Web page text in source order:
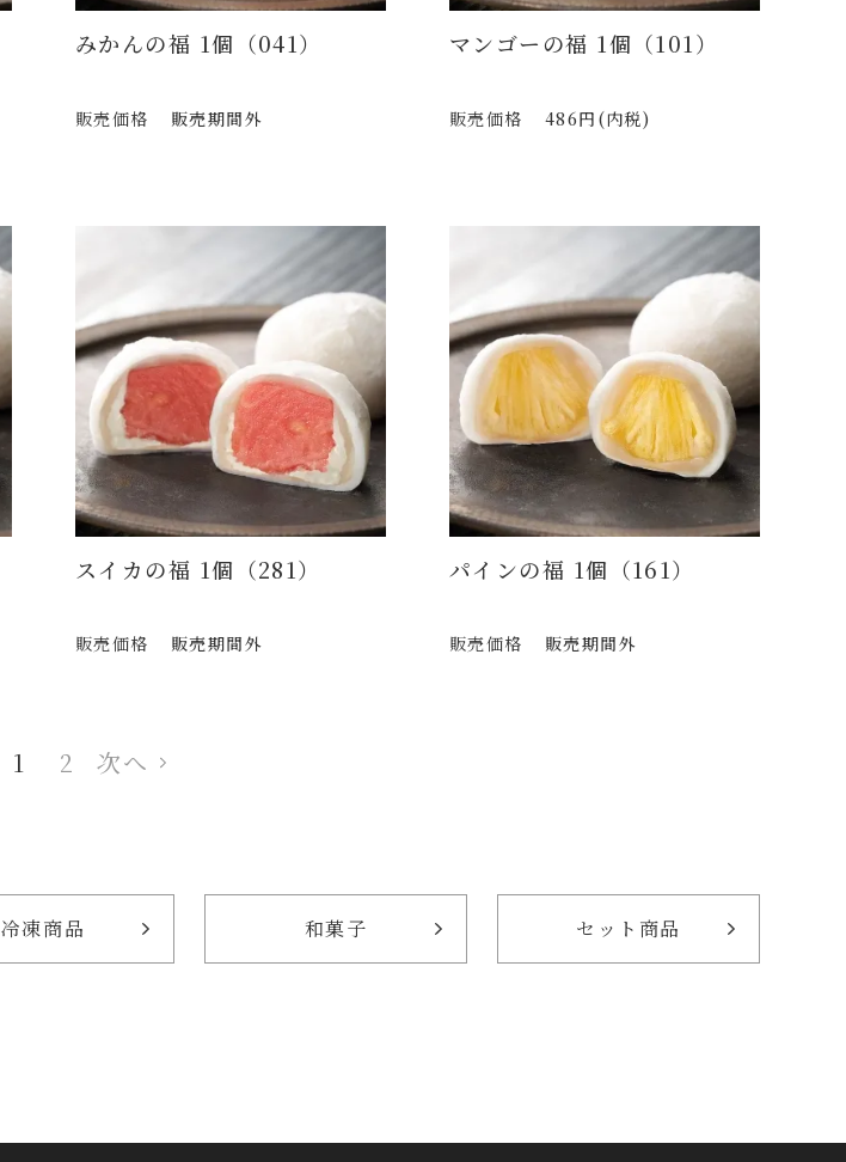
みかんの福 1個（041）
販売価格 販売期間外
マンゴーの福 1個（101）
販売価格 486円(内税)
スイカの福 1個（281）
販売価格 販売期間外
パインの福 1個（161）
販売価格 販売期間外
1 2 次へ
冷凍商品 和菓子 セット商品